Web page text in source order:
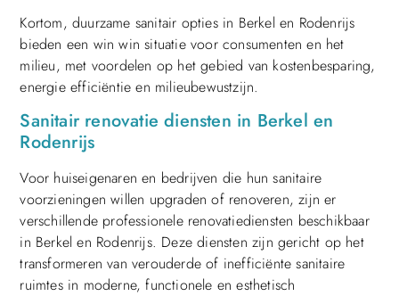
Kortom, duurzame sanitair opties in Berkel en Rodenrijs
bieden een win win situatie voor consumenten en het
milieu, met voordelen op het gebied van kostenbesparing,
energie efficiëntie en milieubewustzijn.
Sanitair renovatie diensten in Berkel en
Rodenrijs
Voor huiseigenaren en bedrijven die hun sanitaire
voorzieningen willen upgraden of renoveren, zijn er
verschillende professionele renovatiediensten beschikbaar
in Berkel en Rodenrijs. Deze diensten zijn gericht op het
transformeren van verouderde of inefficiënte sanitaire
ruimtes in moderne, functionele en esthetisch